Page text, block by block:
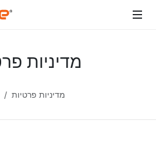
מדיניות
מדיניות פרטיות